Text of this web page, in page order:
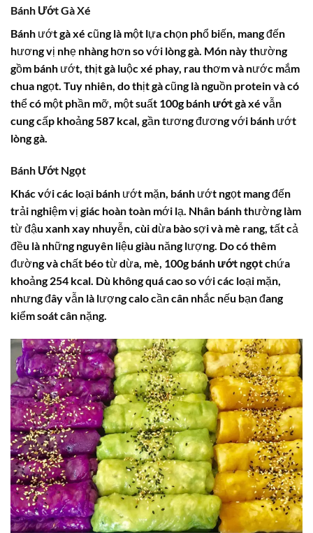
Bánh Ướt Gà Xé
Bánh ướt gà xé cũng là một lựa chọn phổ biến, mang đến
hương vị nhẹ nhàng hơn so với lòng gà. Món này thường
gồm bánh ướt, thịt gà luộc xé phay, rau thơm và nước mắm
chua ngọt. Tuy nhiên, do thịt gà cũng là nguồn protein và có
thể có một phần mỡ, một suất 100g bánh ướt gà xé vẫn
cung cấp khoảng 587 kcal, gần tương đương với bánh ướt
lòng gà.
Bánh Ướt Ngọt
Khác với các loại bánh ướt mặn, bánh ướt ngọt mang đến
trải nghiệm vị giác hoàn toàn mới lạ. Nhân bánh thường làm
từ đậu xanh xay nhuyễn, cùi dừa bào sợi và mè rang, tất cả
đều là những nguyên liệu giàu năng lượng. Do có thêm
đường và chất béo từ dừa, mè, 100g bánh ướt ngọtchứa
khoảng 254 kcal. Dù không quá cao so với các loại mặn,
nhưng đây vẫn là lượng calo cần cân nhắc nếu bạn đang
kiểm soát cân nặng.